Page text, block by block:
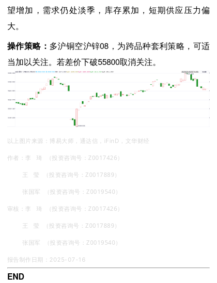
望增加，需求仍处淡季，库存累加，短期供应压力偏
大。
操作策略： 多沪铜空沪锌08，为跨品种套利策略，可适
当加以关注。若差价下破55800取消关注。
以上图片来源： 博易大师， 通达信， iFinD，文华财经
作者：李 琦 （投资咨询号：Z0017426）
王 莹 （投资咨询号：Z0017889）
张国军 （投资咨询号：Z0019540）
审核：李 琦 （投资咨询号：Z0017426）
王 莹 （投资咨询号：Z0017889）
张国军 （投资咨询号：Z0019540）
报告制作日期：2025-07-16
END